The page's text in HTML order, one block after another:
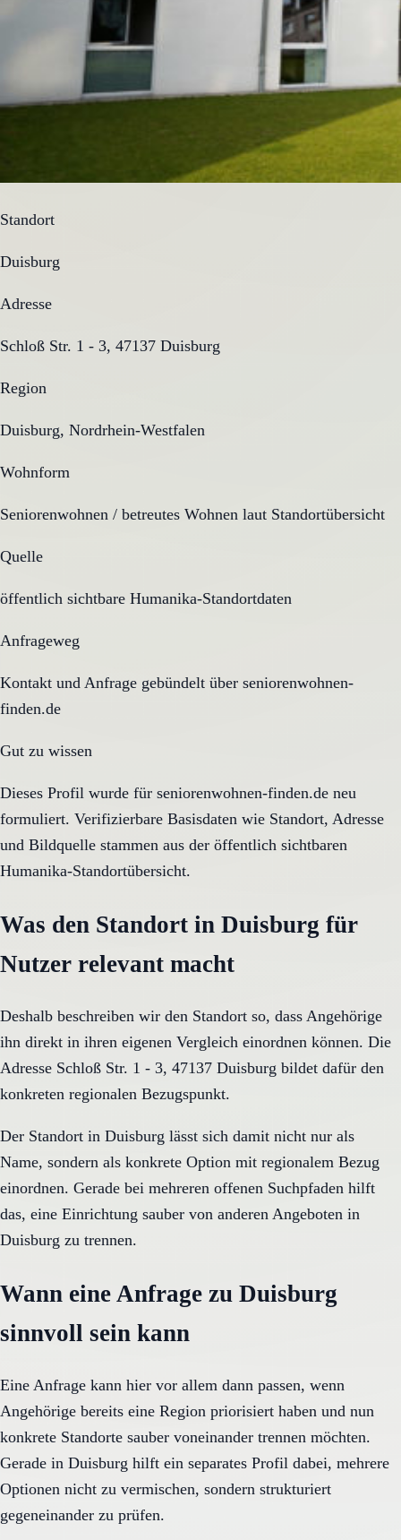
Standort
Duisburg
Adresse
Schloß Str. 1 - 3, 47137 Duisburg
Region
Duisburg, Nordrhein-Westfalen
Wohnform
Seniorenwohnen / betreutes Wohnen laut Standortübersicht
Quelle
öffentlich sichtbare Humanika-Standortdaten
Anfrageweg
Kontakt und Anfrage gebündelt über seniorenwohnen-
finden.de
Gut zu wissen
Dieses Profil wurde für seniorenwohnen-finden.de neu
formuliert. Verifizierbare Basisdaten wie Standort, Adresse
und Bildquelle stammen aus der öffentlich sichtbaren
Humanika-Standortübersicht.
Was den Standort in Duisburg für
Nutzer relevant macht
Deshalb beschreiben wir den Standort so, dass Angehörige
ihn direkt in ihren eigenen Vergleich einordnen können. Die
Adresse Schloß Str. 1 - 3, 47137 Duisburg bildet dafür den
konkreten regionalen Bezugspunkt.
Der Standort in Duisburg lässt sich damit nicht nur als
Name, sondern als konkrete Option mit regionalem Bezug
einordnen. Gerade bei mehreren offenen Suchpfaden hilft
das, eine Einrichtung sauber von anderen Angeboten in
Duisburg zu trennen.
Wann eine Anfrage zu Duisburg
sinnvoll sein kann
Eine Anfrage kann hier vor allem dann passen, wenn
Angehörige bereits eine Region priorisiert haben und nun
konkrete Standorte sauber voneinander trennen möchten.
Gerade in Duisburg hilft ein separates Profil dabei, mehrere
Optionen nicht zu vermischen, sondern strukturiert
gegeneinander zu prüfen.